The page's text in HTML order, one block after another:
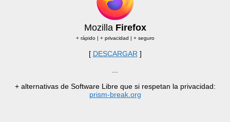
Mozilla Firefox
+ rápido | + privacidad | + seguro
[ DESCARGAR]
...
+ alternativas de Software Libre que si respetan la privacidad:
prism-break.org